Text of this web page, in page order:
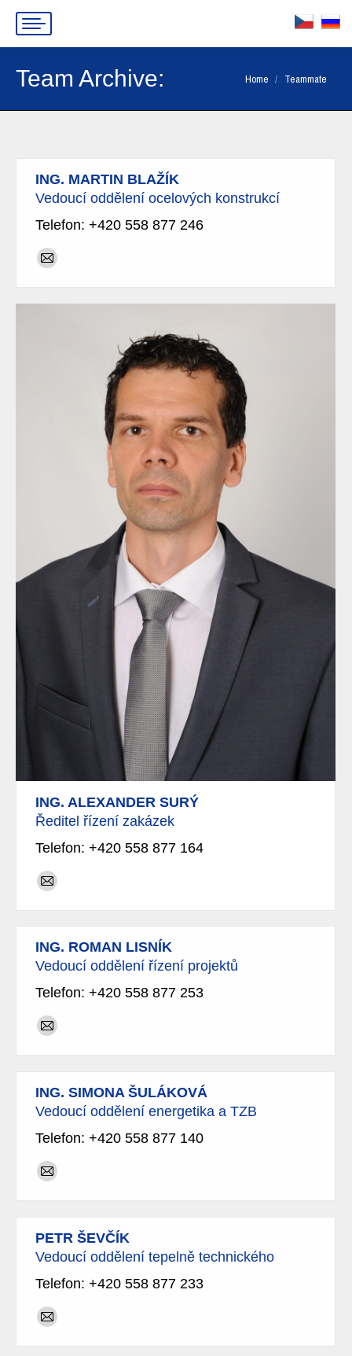
Team Archive: You are here:
Home Teammate
ING. MARTIN BLAŽÍK
Vedoucí oddělení ocelových konstrukcí
Telefon: +420 558 877 246
E-
ING. ALEXANDER SURÝ
Ředitel řízení zakázek
Telefon: +420 558 877 164
E-
ING. ROMAN LISNÍK
Vedoucí oddělení řízení projektů
Telefon: +420 558 877 253
E-
ING. SIMONA ŠULÁKOVÁ
Vedoucí oddělení energetika a TZB
Telefon: +420 558 877 140
E-
PETR ŠEVČÍK
Vedoucí oddělení tepelně technického
Telefon: +420 558 877 233
E-